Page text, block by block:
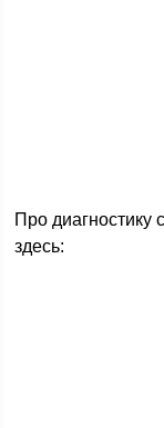
Про диагностику
здесь: